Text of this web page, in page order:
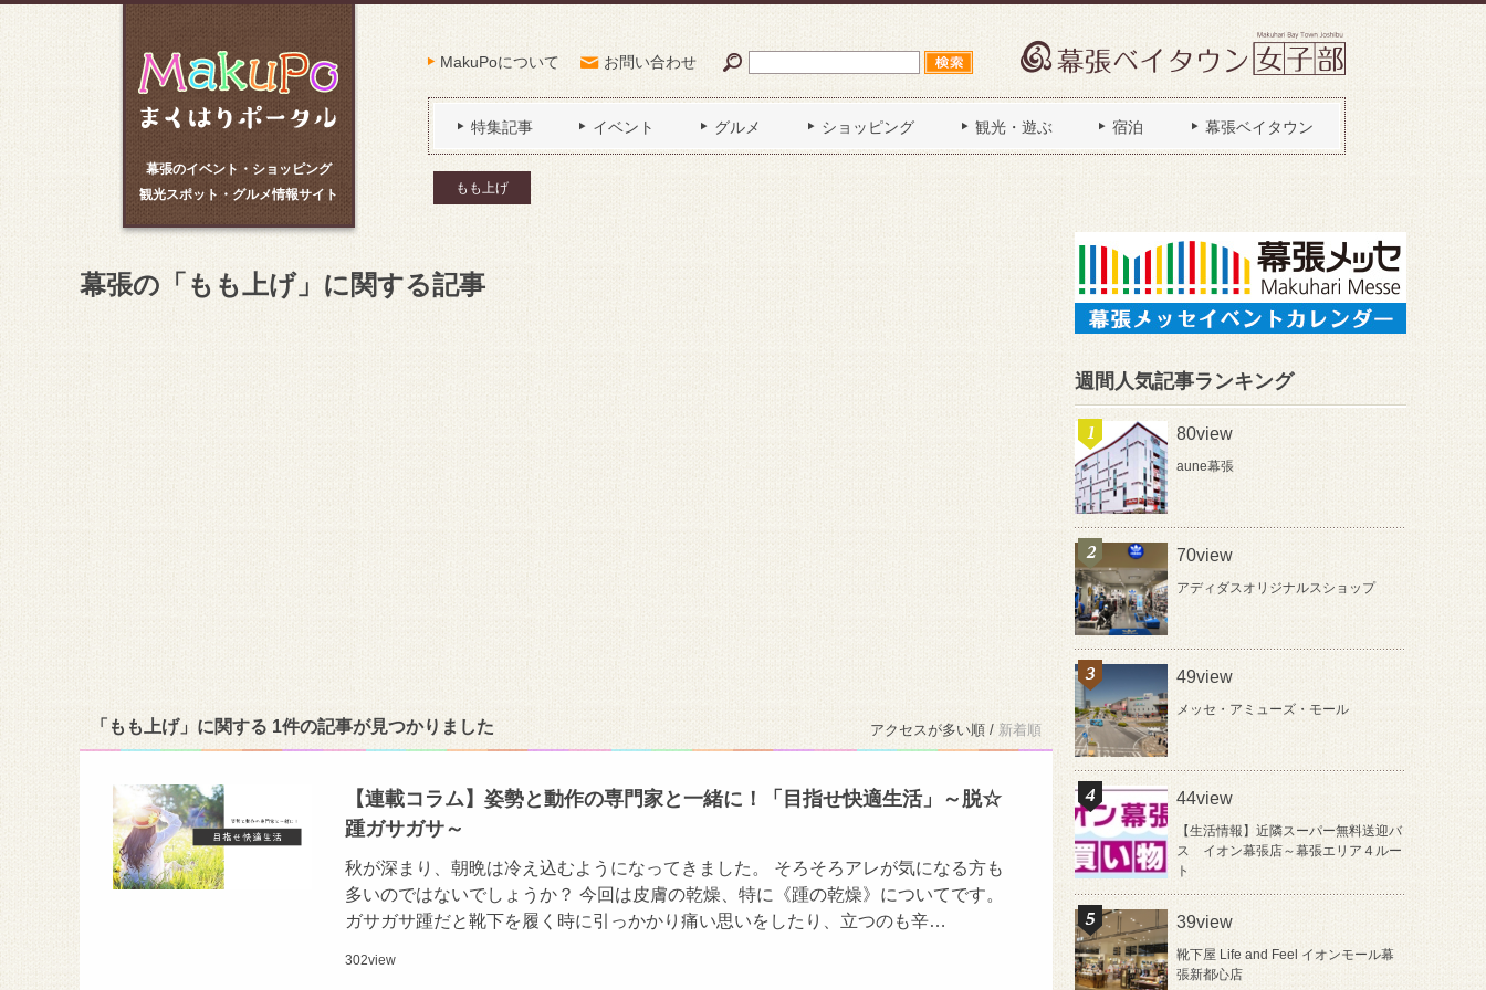
幕張のイベント・ショッピング
観光スポット・グルメ情報サイト
MakuPoについて お問い合わせ
特集記事 イベント グルメ ショッピング 観光・遊ぶ 宿泊 幕張ベイタウン
もも上げ
幕張の「もも上げ」に関する記事
「もも上げ」に関する 1件の記事が見つかりました アクセスが多い順 / 新着順
【連載コラム】姿勢と動作の専門家と一緒に！「目指せ快適生活」～脱☆
踵ガサガサ～
秋が深まり、朝晩は冷え込むようになってきました。 そろそろアレが気になる方も
多いのではないでしょうか？ 今回は皮膚の乾燥、特に《踵の乾燥》についてです。
ガサガサ踵だと靴下を履く時に引っかかり痛い思いをしたり、立つのも辛…
302view
週間人気記事ランキング
80view
aune幕張
70view
アディダスオリジナルスショップ
49view
メッセ・アミューズ・モール
44view
【生活情報】近隣スーパー無料送迎バ
ス イオン幕張店～幕張エリア４ルー
ト
39view
靴下屋 Life and Feel イオンモール幕
張新都心店